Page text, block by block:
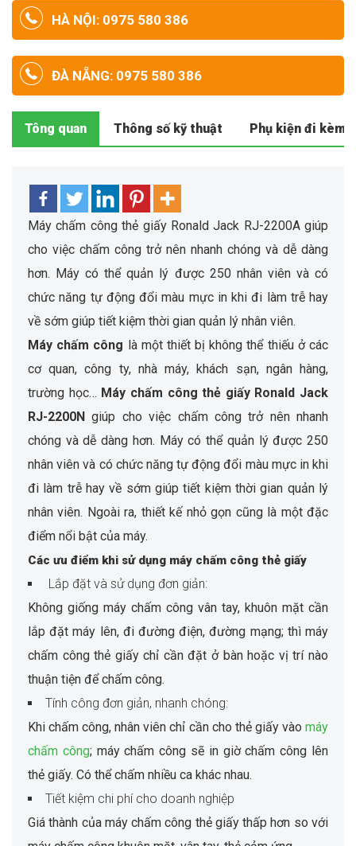
HÀ NỘI: 0975 580 386
ĐÀ NẴNG: 0975 580 386
Tông quan Thông số kỹ thuật Phụ kiện đi kèm
Máy chấm công thẻ giấy Ronald Jack RJ-2200A giúp
cho việc chấm công trở nên nhanh chóng và dễ dàng
hơn. Máy có thể quản lý được 250 nhân viên và có
chức năng tự động đổi màu mực in khi đi làm trễ hay
về sớm giúp tiết kiệm thời gian quản lý nhân viên.
Máy chấm công là một thiết bị không thể thiếu ở các
cơ quan, công ty, nhà máy, khách sạn, ngân hàng,
trường học… Máy chấm công thẻ giấy Ronald Jack
RJ-2200N giúp cho việc chấm công trở nên nhanh
chóng và dễ dàng hơn. Máy có thể quản lý được 250
nhân viên và có chức năng tự động đổi màu mực in khi
đi làm trễ hay về sớm giúp tiết kiệm thời gian quản lý
nhân viên. Ngoài ra, thiết kế nhỏ gọn cũng là một đặc
điểm nổi bật của máy.
Các ưu điểm khi sử dụng máy chấm công thẻ giấy
Lắp đặt và sử dụng đơn giản:
Không giống máy chấm công vân tay, khuôn mặt cần
lắp đặt máy lên, đi đường điện, đường mạng; thì máy
chấm công thẻ giấy chỉ cần đặt ở bàn hoặc vị trí nào
thuận tiện để chấm công.
Tính công đơn giản, nhanh chóng:
Khi chấm công, nhân viên chỉ cần cho thẻ giấy vào máy
chấm công; máy chấm công sẽ in giờ chấm công lên
thẻ giấy. Có thể chấm nhiều ca khác nhau.
Tiết kiệm chi phí cho doanh nghiệp
Giá thành của máy chấm công thẻ giấy thấp hơn so với